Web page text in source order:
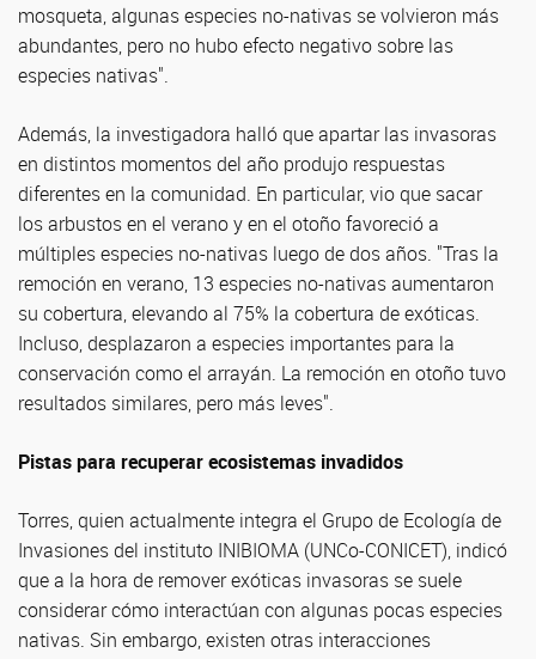
mosqueta, algunas especies no-nativas se volvieron más
abundantes, pero no hubo efecto negativo sobre las
especies nativas".
Además, la investigadora halló que apartar las invasoras
en distintos momentos del año produjo respuestas
diferentes en la comunidad. En particular, vio que sacar
los arbustos en el verano y en el otoño favoreció a
múltiples especies no-nativas luego de dos años. "Tras la
remoción en verano, 13 especies no-nativas aumentaron
su cobertura, elevando al 75% la cobertura de exóticas.
Incluso, desplazaron a especies importantes para la
conservación como el arrayán. La remoción en otoño tuvo
resultados similares, pero más leves".
Pistas para recuperar ecosistemas invadidos
Torres, quien actualmente integra el Grupo de Ecología de
Invasiones del instituto INIBIOMA (UNCo-CONICET), indicó
que a la hora de remover exóticas invasoras se suele
considerar cómo interactúan con algunas pocas especies
nativas. Sin embargo, existen otras interacciones